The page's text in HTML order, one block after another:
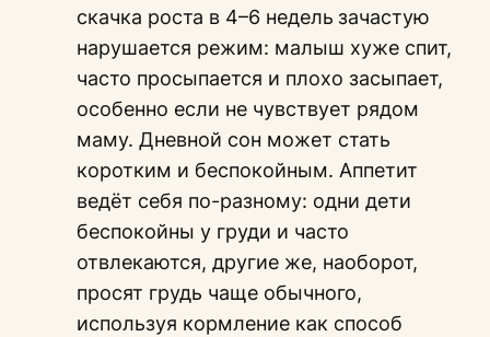
скачка роста в 4–6 недель зачастую
нарушается режим: малыш хуже спит,
часто просыпается и плохо засыпает,
особенно если не чувствует рядом
маму. Дневной сон может стать
коротким и беспокойным. Аппетит
ведёт себя по-разному: одни дети
беспокойны у груди и часто
отвлекаются, другие же, наоборот,
просят грудь чаще обычного,
используя кормление как способ